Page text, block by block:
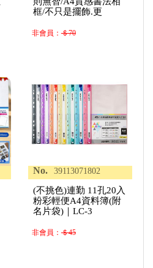
框/不只是擺飾.更
非會員：＄70
No. 39113071802
(不挑色)連勤 11孔20入
粉彩輕便A4資料簿(附
名片袋)｜LC-3
非會員：＄45